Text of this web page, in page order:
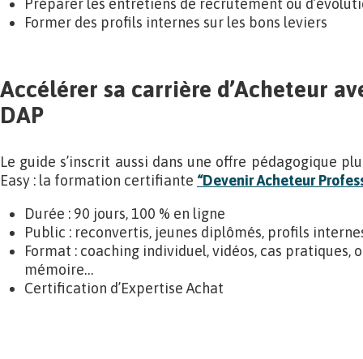
Préparer les entretiens de recrutement ou
Former des profils internes sur les bons leviers
Accélérer sa carrière d’Acheteur
DAP
Le guide s’inscrit aussi dans une offre pédagogique
Easy : la formation certifiante “Devenir Acheteur
Durée : 90 jours, 100 % en ligne
Public : reconvertis, jeunes diplômés, profils
Format : coaching individuel, vidéos, cas pratiques,
mémoire…
Certification d’Expertise Achat